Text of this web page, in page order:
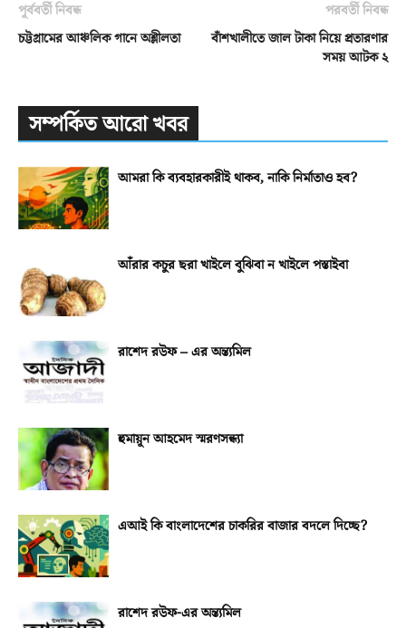
পূর্ববর্তী নিবন্ধ
চট্টগ্রামের আঞ্চলিক গানে অশ্লীলতা
পরবর্তী নিবন্ধ
বাঁশখালীতে জাল টাকা নিয়ে প্রতারণার
সময় আটক ২
সম্পর্কিত আরো খবর
আমরা কি ব্যবহারকারীই থাকব, নাকি নির্মাতাও হব?
আঁরার কচুর ছরা খাইলে বুঝিবা ন খাইলে পস্তাইবা
রাশেদ রউফ – এর অন্ত্যমিল
হুমায়ূন আহমেদ স্মরণসন্ধ্যা
এআই কি বাংলাদেশের চাকরির বাজার বদলে দিচ্ছে?
রাশেদ রউফ-এর অন্ত্যমিল